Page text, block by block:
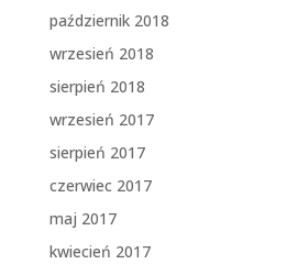
październik 2018
wrzesień 2018
sierpień 2018
wrzesień 2017
sierpień 2017
czerwiec 2017
maj 2017
kwiecień 2017